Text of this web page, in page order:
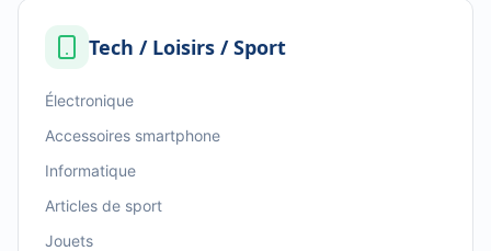
Tech / Loisirs / Sport
Électronique
Accessoires smartphone
Informatique
Articles de sport
Jouets